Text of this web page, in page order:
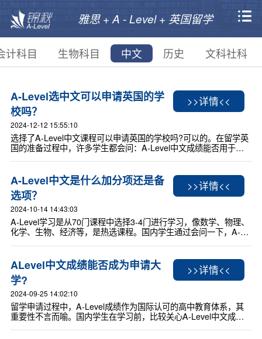
雅思 + A - Level + 英国留学
计科目 生物科目 中文 历史 文科社科
A-Level选中文可以申请英国的学
校吗？
2024-12-12 15:55:10
选择了A-Level中文课程可以申请英国的学校吗?可以的。在留学英
国的准备过程中，许多学生都会问：A-Level中文成绩能否用于申
的申请建议。
>>详情<<
A-Level中文是什么加分项还是备
选项？
2024-10-14 14:43:03
A-Level学习是从70门课程中选择3-4门进行学习，像数学、物理、
化学、生物、经济等，是热选课程。国内学生通过会问一下，A-
>>详情<<
ALevel中文成绩能否成为申请大
学?
2024-09-25 14:02:10
留学申请过程中，A-Level成绩作为国际认可的高中教育体系，其
重要性不言而喻。国内学生在学习前，比较关心A-Level中文成绩
>>详情<<